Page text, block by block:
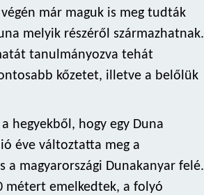
már maguk is meg tudták
melyik részéről származhatnak.
tanulmányozva tehát
kőzetet, illetve a belőlük
hegyekből, hogy egy Duna
éve változtatta meg a
magyarországi Dunakanyar felé.
métert emelkedtek, a folyó